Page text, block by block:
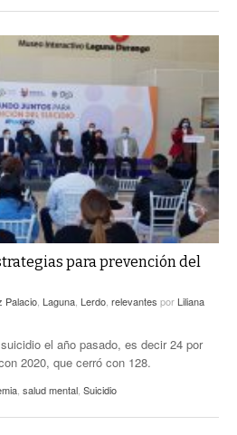
para prevención del
Palacio Laguna Lerdo relevantes por Liliana
el año pasado, es decir 24 por
2020, que cerró con 128.
salud mental Suicidio